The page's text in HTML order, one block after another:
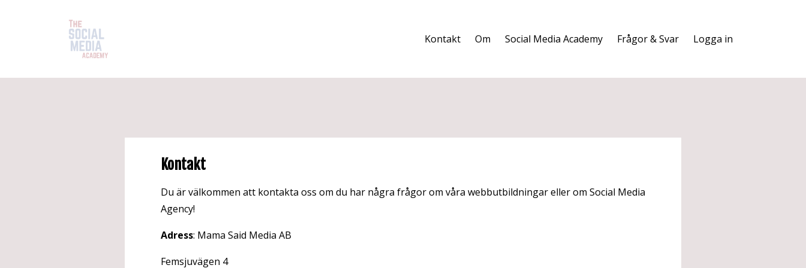
Kontakt Om Social Media Academy Frågor & Svar Logga in
Kontakt
Du är välkommen att kontakta oss om du har några frågor om våra webbutbildningar eller om Social Media
Agency!
Adress: Mama Said Media AB
Femsjuvägen 4